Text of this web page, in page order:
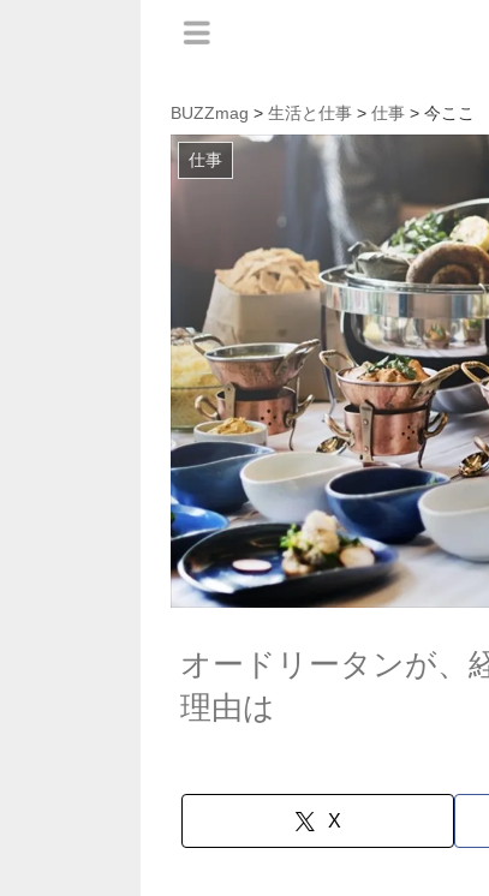
BUZZmag > 生活と仕事 > 仕事 > 今ここ
仕事
オードリータンが、
理由は
X